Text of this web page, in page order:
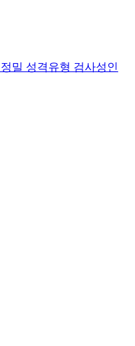
정밀 성격유형 검사성인